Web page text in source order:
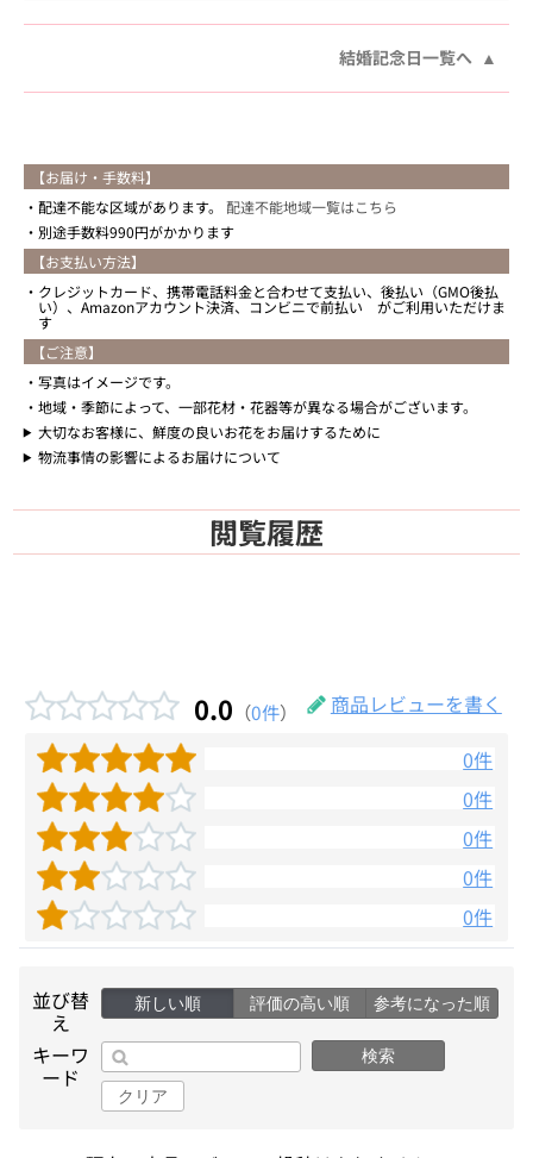
結婚記念日一覧へ
【お届け・手数料】
配達不能な区域があります。 配達不能地域一覧はこちら
別途手数料990円がかかります
【お支払い方法】
クレジットカード、携帯電話料金と合わせて支払い、後払い（GMO後払
い）、Amazonアカウント決済、コンビニで前払い がご利用いただけま
す
【ご注意】
写真はイメージです。
地域・季節によって、一部花材・花器等が異なる場合がございます。
大切なお客様に、鮮度の良いお花をお届けするために
物流事情の影響によるお届けについて
閲覧履歴
0.0 （0件）
商品レビューを書く
0件
0件
0件
0件
0件
並び替
え
新しい順 評価の高い順 参考になった順
キーワ
ード
検索
クリア